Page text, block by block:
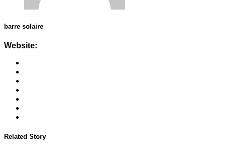
barre solaire
Website:
Related Story